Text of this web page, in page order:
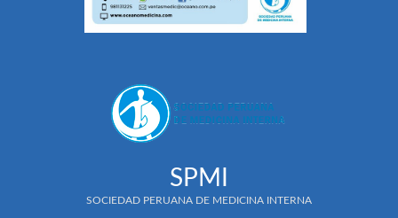
SPMI
SOCIEDAD PERUANA DE MEDICINA INTERNA